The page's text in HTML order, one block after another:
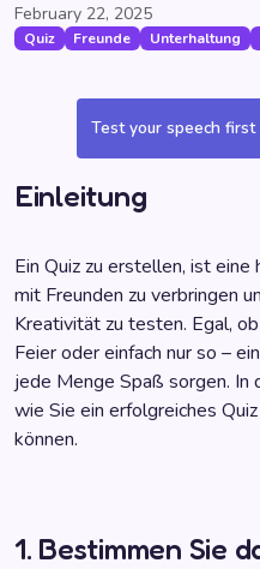
February 22, 2025
Quiz Freunde Unterhaltung
Test your speech first
Einleitung
Ein Quiz zu erstellen, ist
mit Freunden zu verbringen
Kreativität zu testen. Egal,
Feier oder einfach nur so –
jede Menge Spaß sorgen. In
wie Sie ein erfolgreiches
können.
1. Bestimmen Sie